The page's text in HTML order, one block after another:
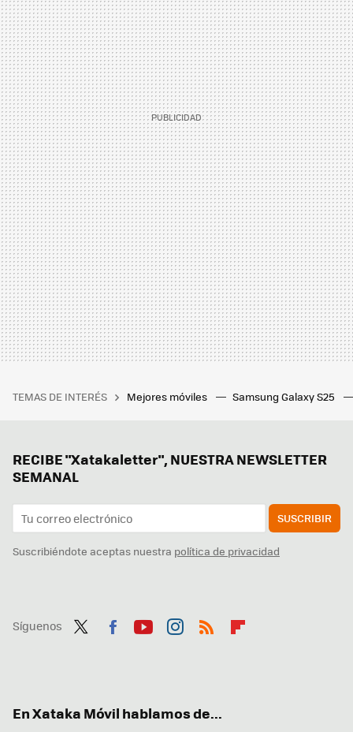
TEMAS DE INTERÉS Mejores móviles Samsung Galaxy S25
RECIBE "Xatakaletter", NUESTRA NEWSLETTER
SEMANAL
SUSCRIBIR
Suscribiéndote aceptas nuestra política de privacidad
Síguenos
En Xataka Móvil hablamos de...